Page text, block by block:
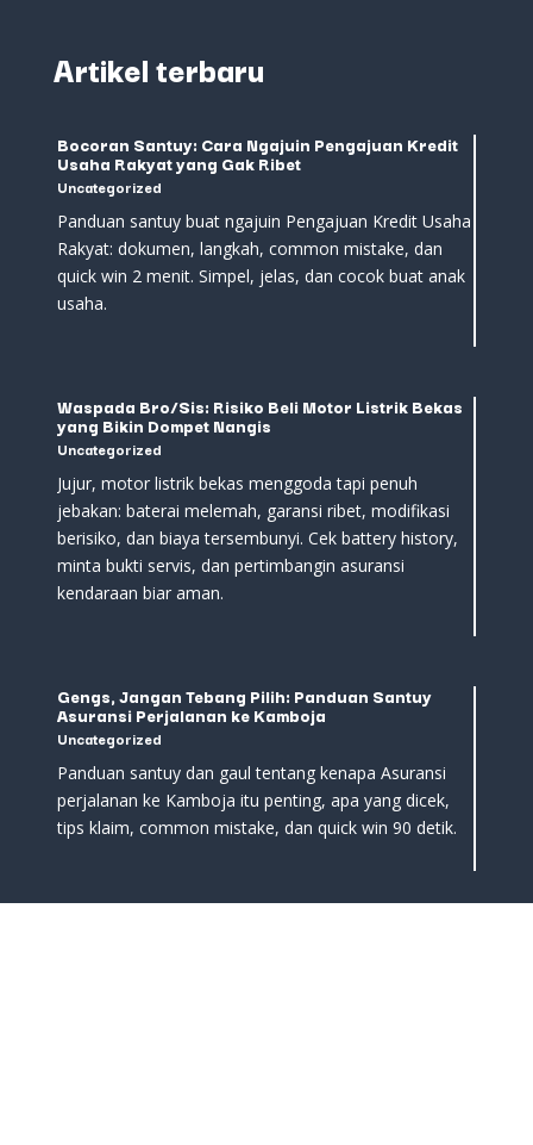
Artikel terbaru
Bocoran Santuy: Cara Ngajuin Pengajuan Kredit
Usaha Rakyat yang Gak Ribet
Uncategorized
Panduan santuy buat ngajuin Pengajuan Kredit Usaha
Rakyat: dokumen, langkah, common mistake, dan
quick win 2 menit. Simpel, jelas, dan cocok buat anak
usaha.
Waspada Bro/Sis: Risiko Beli Motor Listrik Bekas
yang Bikin Dompet Nangis
Uncategorized
Jujur, motor listrik bekas menggoda tapi penuh
jebakan: baterai melemah, garansi ribet, modifikasi
berisiko, dan biaya tersembunyi. Cek battery history,
minta bukti servis, dan pertimbangin asuransi
kendaraan biar aman.
Gengs, Jangan Tebang Pilih: Panduan Santuy
Asuransi Perjalanan ke Kamboja
Uncategorized
Panduan santuy dan gaul tentang kenapa Asuransi
perjalanan ke Kamboja itu penting, apa yang dicek,
tips klaim, common mistake, dan quick win 90 detik.